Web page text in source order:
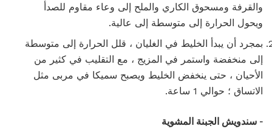
والقرفة ومسحوق الكاري والملح إلى وعاء مقاوم للصدأ
ويحول الحرارة إلى متوسطة إلى عالية.
بمجرد أن يبدأ الخليط في الغليان ، قلل الحرارة إلى متوسطة
إلى منخفضة واستمر في المزيج ، مع التقليب في كثير من
الأحيان ، حتى ينخفض ​​الخليط ويصبح سميكا في مربى مثل
الاتساق ؛ حوالي 1 ساعة.
- سندويش الجبنة المشوية